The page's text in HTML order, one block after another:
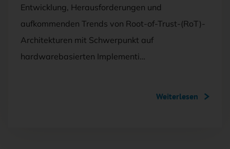
Entwicklung, Herausforderungen und
aufkommenden Trends von Root-of-Trust-(RoT)-
Architekturen mit Schwerpunkt auf
hardwarebasierten Implementi…
Weiterlesen